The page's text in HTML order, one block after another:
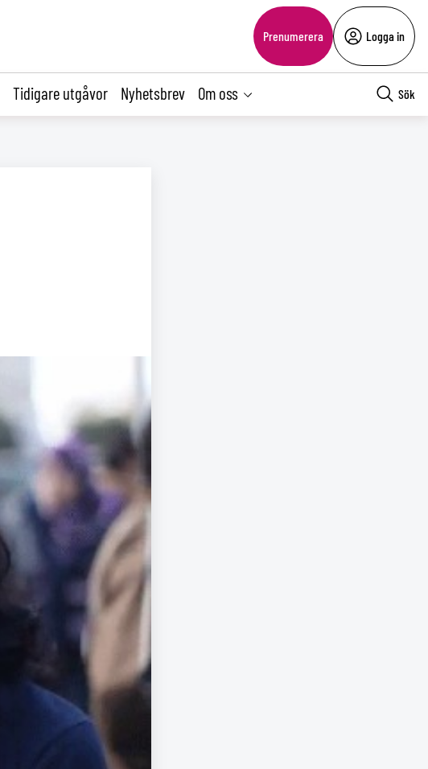
Prenumerera Logga in
Tidigare utgåvor Nyhetsbrev Om oss Sök